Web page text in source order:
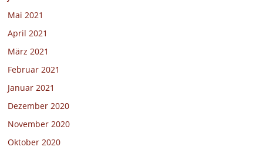
Mai 2021
April 2021
März 2021
Februar 2021
Januar 2021
Dezember 2020
November 2020
Oktober 2020